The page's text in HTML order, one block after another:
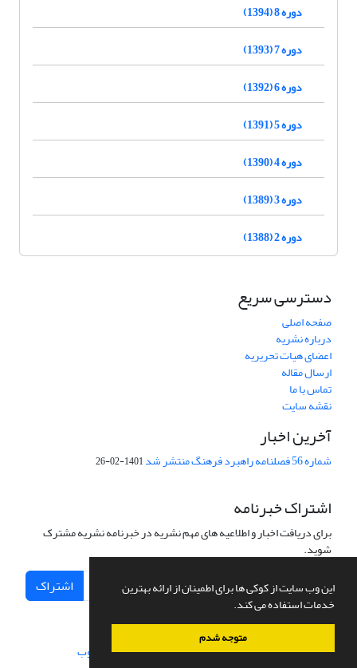
این وب سایت از کوکی ها برای اطمینان از ارائه بهترین
خدمات استفاده می کند.
متوجه شدم
دوره 8 (1394)
دوره 7 (1393)
دوره 6 (1392)
دوره 5 (1391)
دوره 4 (1390)
دوره 3 (1389)
دوره 2 (1388)
دسترسی سریع
صفحه اصلی
درباره نشریه
اعضای هیات تحریریه
ارسال مقاله
تماس با ما
نقشه سایت
آخرین اخبار
شماره 56 فصلنامه راهبرد فرهنگ منتشر شد 1401-02-26
اشتراک خبرنامه
برای دریافت اخبار و اطلاعیه های مهم نشریه در خبرنامه نشریه مشترک
شوید.
اشتراک
سامانه مدیریت نشریات علمی.طراحی و پیاده سازی از سیناوب